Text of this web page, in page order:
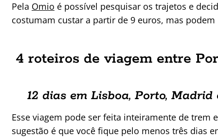
Pela Omio é possível pesquisar os trajetos e
costumam custar a partir de 9 euros, mas
4 roteiros de viagem entre
12 dias em Lisboa, Porto, Madrid
Esse viagem pode ser feita inteiramente de trem
sugestão é que você fique pelo menos três dias